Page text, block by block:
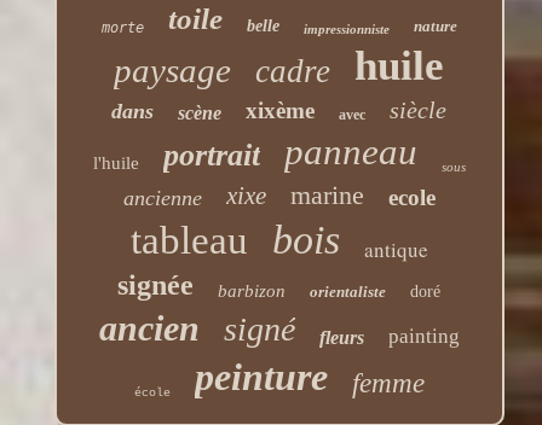
morte toile belle impressionniste nature
paysage cadre huile
dans scène xixème avec siècle
l'huile portrait panneau sous
ancienne xixe marine ecole
tableau bois antique
signée barbizon orientaliste doré
ancien signé fleurs painting
école peinture femme